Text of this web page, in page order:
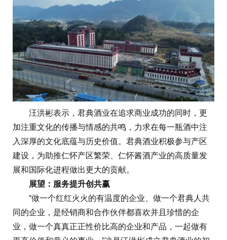
汪洪彬表示，君典酒业在追求商业成功的同时，更
加注重文化的传播与情感的共鸣，力求在每一瓶酒中注
入深厚的文化底蕴与历史价值。君典酒业积极参与产区
建设，为助推仁怀产区繁荣、仁怀酱酒产业的高质量发
展和国际化进程做出更大的贡献。
展望：服务提升创共赢
“做一个红红火火的有温度的企业、做一个君典人共
同的企业，是经销商和合作伙伴都喜欢并且珍惜的企
业，做一个真真正正性价比高的企业和产品，一起做有